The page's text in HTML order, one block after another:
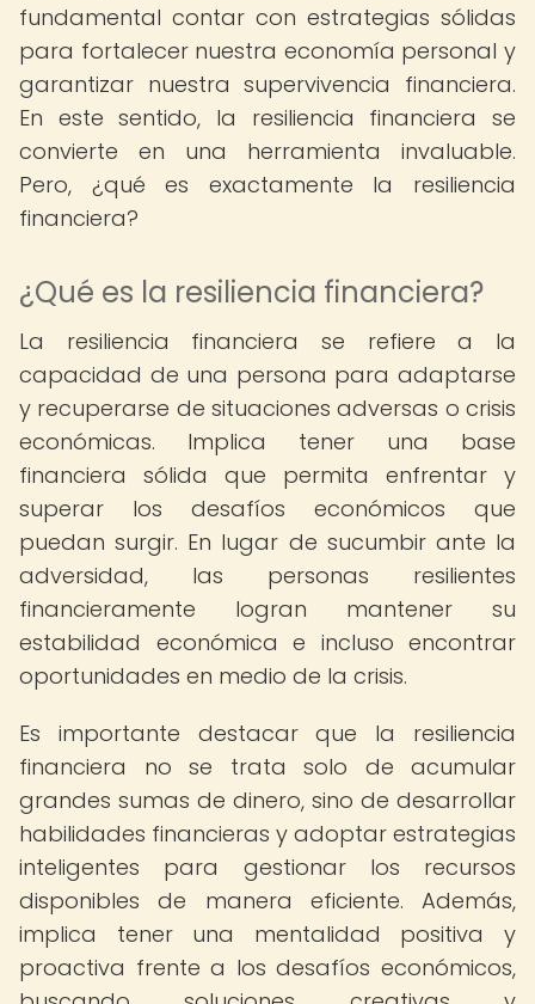
fundamental contar con estrategias sólidas
para fortalecer nuestra economía personal y
garantizar nuestra supervivencia financiera.
En este sentido, la resiliencia financiera se
convierte en una herramienta invaluable.
Pero, ¿qué es exactamente la resiliencia
financiera?
¿Qué es la resiliencia financiera?
La resiliencia financiera se refiere a la
capacidad de una persona para adaptarse
y recuperarse de situaciones adversas o crisis
económicas. Implica tener una base
financiera sólida que permita enfrentar y
superar los desafíos económicos que
puedan surgir. En lugar de sucumbir ante la
adversidad, las personas resilientes
financieramente logran mantener su
estabilidad económica e incluso encontrar
oportunidades en medio de la crisis.
Es importante destacar que la resiliencia
financiera no se trata solo de acumular
grandes sumas de dinero, sino de desarrollar
habilidades financieras y adoptar estrategias
inteligentes para gestionar los recursos
disponibles de manera eficiente. Además,
implica tener una mentalidad positiva y
proactiva frente a los desafíos económicos,